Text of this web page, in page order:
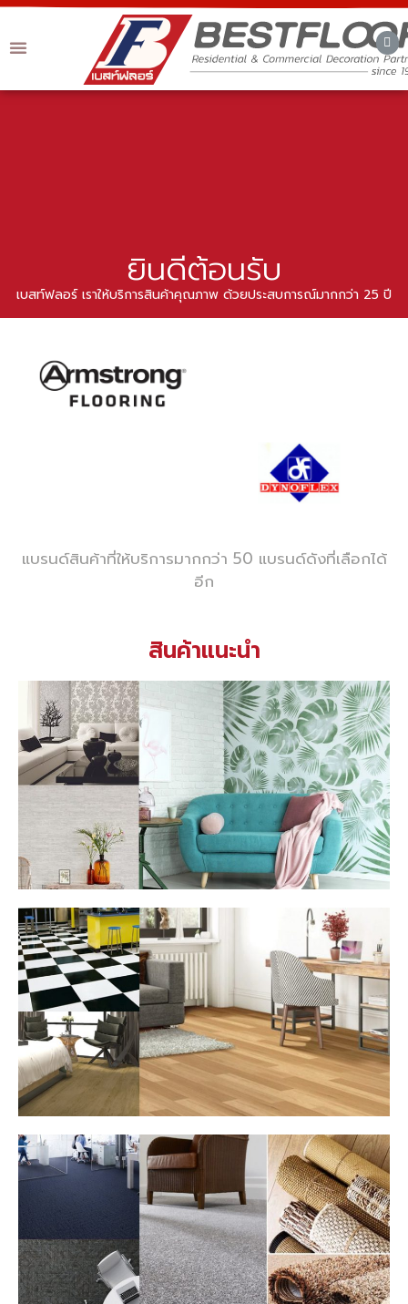
ยินดีต้อนรับ
เบสท์ฟลอร์ เราให้บริการสินค้าคุณภาพ ด้วยประสบการณ์มากกว่า 25 ปี
แบรนด์สินค้าที่ให้บริการมากกว่า 50 แบรนด์ดังที่เลือกได้
อีก
สินค้าแนะนำ